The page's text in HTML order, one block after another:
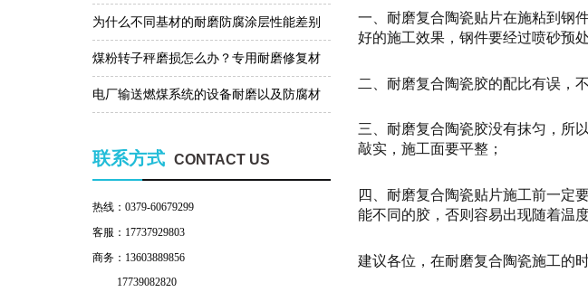
一、耐磨复合陶瓷贴片在施粘到钢
好的施工效果，钢件要经过喷砂预
二、耐磨复合陶瓷胶的配比有误，
三、耐磨复合陶瓷胶没有抹匀，所
敲实，施工面要平整；
四、耐磨复合陶瓷贴片施工前一定
能不同的胶，否则容易出现随着温
建议各位，在耐磨复合陶瓷施工的
磨损问题？
为什么不同基材的耐磨防腐涂层性能差别
那么大？
煤粉转子秤磨损怎么办？专用耐磨修复材
料帮助你!
电厂输送燃煤系统的设备耐磨以及防腐材
联系方式 CONTACT US
热线：0379-60679299
客服：17737929803
商务：13603889856
17739082820